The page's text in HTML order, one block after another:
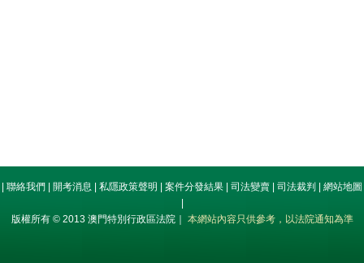
聯絡我們 開考消息 私隱政策聲明 案件分發結果 司法變賣 司法裁判
網站地圖
版權所有 © 2013 澳門特別行政區法院｜ 本網站內容只供參考，以法院通知為準